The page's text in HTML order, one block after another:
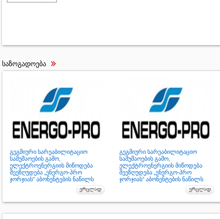
საზოგადოება
გეგმიური სარეაბილიტაციო
სამუშაოების გამო,
ელექტროენერგიის მიწოდება
შეეზღუდება „ენერგო-პრო
ჯორჯიას“ აბონენტების ნაწილს
გეგმიური სარეაბილიტაციო
სამუშაოების გამო,
ელექტროენერგიის მიწოდება
შეეზღუდება „ენერგო-პრო
ჯორჯიას“ აბონენტების ნაწილს